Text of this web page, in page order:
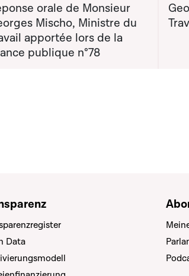
orale de Monsieur
Mischo, Ministre du
apportée lors de la
publique n°78
Data